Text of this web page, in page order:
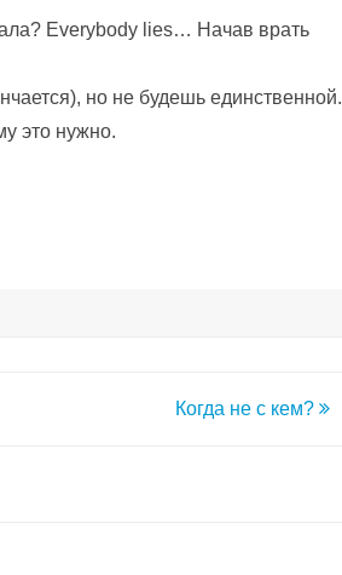
Everybody lies… Начав врать
но не будешь единственной.
это нужно.
Когда не с кем?